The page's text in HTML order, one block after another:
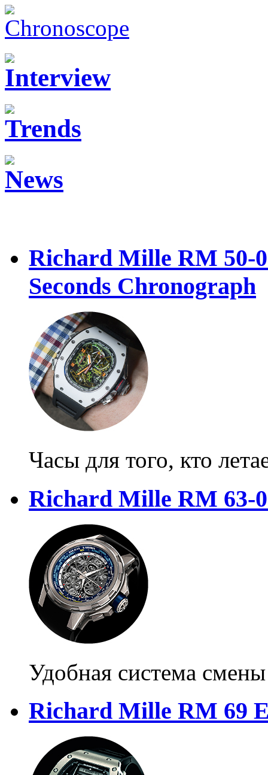
Richard Mille RM 50-
Seconds Chronograph
Часы для того, кто
Richard Mille RM 63-
Удобная система
Richard Mille RM 69